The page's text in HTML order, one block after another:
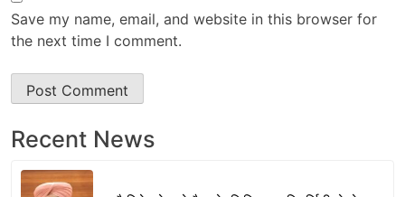
Save my name, email, and website in this browser for
the next time I comment.
Recent News